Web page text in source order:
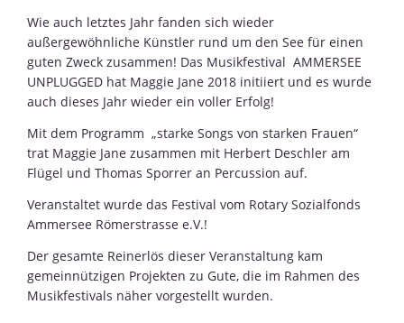
Wie auch letztes Jahr fanden sich wieder
außergewöhnliche Künstler rund um den See für einen
guten Zweck zusammen! Das Musikfestival AMMERSEE
UNPLUGGED hat Maggie Jane 2018 initiiert und es wurde
auch dieses Jahr wieder ein voller Erfolg!
Mit dem Programm „starke Songs von starken Frauen“
trat Maggie Jane zusammen mit Herbert Deschler am
Flügel und Thomas Sporrer an Percussion auf.
Veranstaltet wurde das Festival vom Rotary Sozialfonds
Ammersee Römerstrasse e.V.!
Der gesamte Reinerlös dieser Veranstaltung kam
gemeinnützigen Projekten zu Gute, die im Rahmen des
Musikfestivals näher vorgestellt wurden.